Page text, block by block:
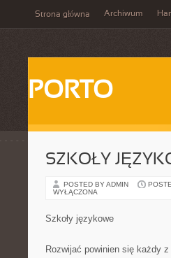
Strona główna Archiwum
PORTO
SZKOŁY
POSTED BY ADMIN
WYŁĄCZONA
Szkoły językowe
Rozwijać powinien się każdy